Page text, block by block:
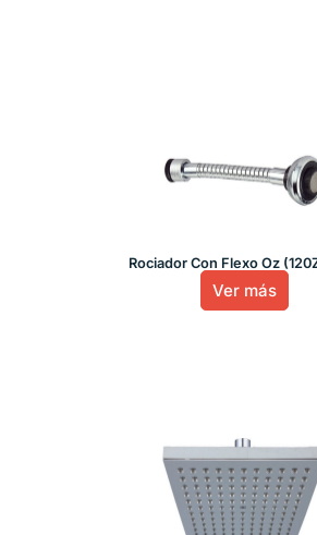
Rociador Con Flexo Oz
Ver más